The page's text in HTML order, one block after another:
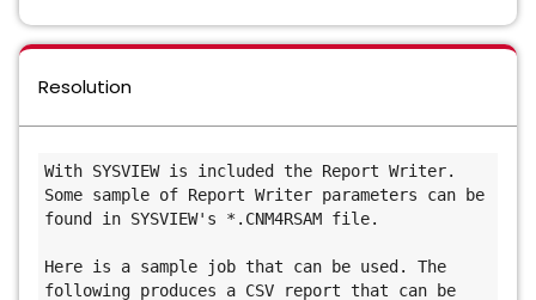
Resolution
With SYSVIEW is included the Report Writer.
Some sample of Report Writer parameters can be
found in SYSVIEW's *.CNM4RSAM file.
Here is a sample job that can be used. The
following produces a CSV report that can be